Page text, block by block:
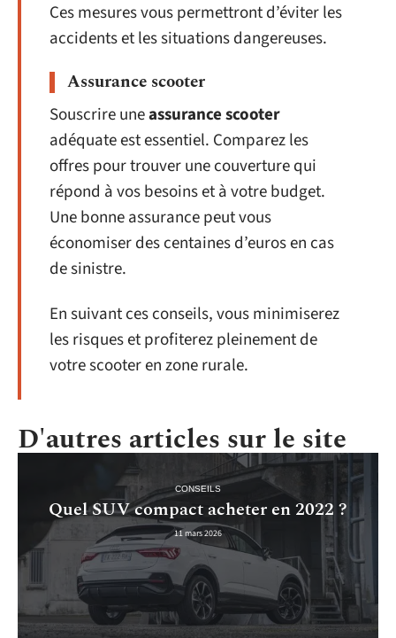
Ces mesures vous permettront d’éviter les
accidents et les situations dangereuses.
Assurance scooter
Souscrire uneassurance scooter
adéquate est essentiel. Comparez les
offres pour trouver une couverture qui
répond à vos besoins et à votre budget.
Une bonne assurance peut vous
économiser des centaines d’euros en cas
de sinistre.
En suivant ces conseils, vous minimiserez
les risques et profiterez pleinement de
votre scooter en zone rurale.
D'autres articles sur le site
CONSEILS
Quel SUV compact acheter en 2022 ?
11 mars 2026